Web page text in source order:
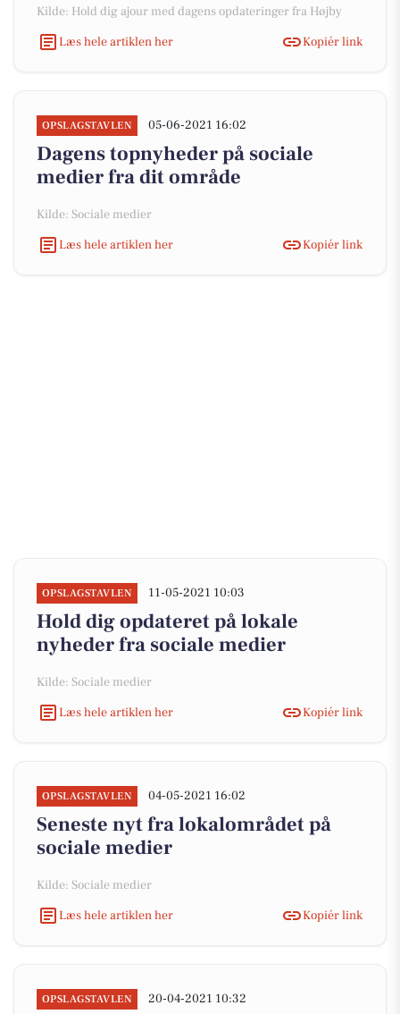
Kilde: Hold dig ajour med dagens opdateringer fra Højby
Læs hele artiklen her
Kopiér link
OPSLAGSTAVLEN 05-06-2021 16:02
Dagens topnyheder på sociale
medier fra dit område
Kilde: Sociale medier
Læs hele artiklen her
Kopiér link
OPSLAGSTAVLEN 11-05-2021 10:03
Hold dig opdateret på lokale
nyheder fra sociale medier
Kilde: Sociale medier
Læs hele artiklen her
Kopiér link
OPSLAGSTAVLEN 04-05-2021 16:02
Seneste nyt fra lokalområdet på
sociale medier
Kilde: Sociale medier
Læs hele artiklen her
Kopiér link
OPSLAGSTAVLEN 20-04-2021 10:32